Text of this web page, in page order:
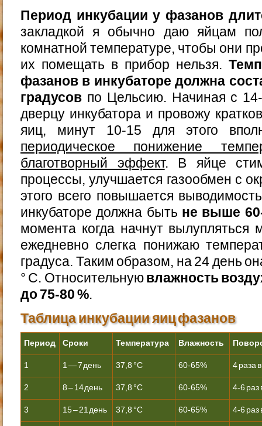
Период инкубации у фазанов
закладкой я обычно даю яйцам
комнатной температуре, чтобы они
их помещать в прибор нельзя.
фазанов в инкубаторе должна
градусов по Цельсию. Начиная с
дверцу инкубатора и провожу
яиц, минут 10-15 для этого
периодическое понижение
благотворный эффект. В яйце
процессы, улучшается газообмен с
этого всего повышается
инкубаторе должна быть не выше
момента когда начнут вылупляться
ежедневно слегка понижаю
градуса. Таким образом, на 24 день
° С. Относительнуювлажность
до 75-80 %.
Таблица инкубации яиц фазанов
Период Сроки Температура Влажность
1 1 — 7 день 37,8 °С 60-65% 4 раза
2 8 – 14 день 37,8 °С 60-65% 4-6 раз
3 15 – 21 день 37,8 °С 60-65% 4-6 раз